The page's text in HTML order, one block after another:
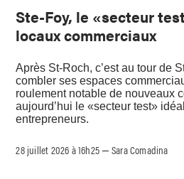
Ste-Foy, le «secteur
locaux commerciaux
Après St-Roch, c’est au tour de
combler ses espaces
roulement notable de nouveaux
aujourd’hui le «secteur test»
entrepreneurs.
28 juillet 2026 à 16h25 –Sara Comadina